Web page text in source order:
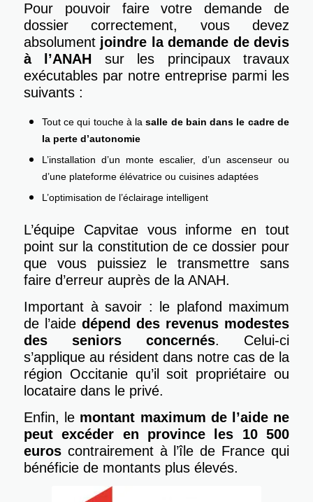
Pour pouvoir faire votre demande de
dossier correctement, vous devez
absolument joindre la demande de devis
à l’ANAH sur les principaux travaux
exécutables par notre entreprise parmi les
suivants :
Tout ce qui touche à la salle de bain dans le cadre de
la perte d’autonomie
L’installation d’un monte escalier, d’un ascenseur ou
d’une plateforme élévatrice ou cuisines adaptées
L’optimisation de l’éclairage intelligent
L’équipe Capvitae vous informe en tout
point sur la constitution de ce dossier pour
que vous puissiez le transmettre sans
faire d’erreur auprès de la ANAH.
Important à savoir : le plafond maximum
de l’aide dépend des revenus modestes
des seniors concernés. Celui-ci
s’applique au résident dans notre cas de la
région Occitanie qu’il soit propriétaire ou
locataire dans le privé.
Enfin, le montant maximum de l’aide ne
peut excéder en province les 10 500
euros contrairement à l’île de France qui
bénéficie de montants plus élevés.